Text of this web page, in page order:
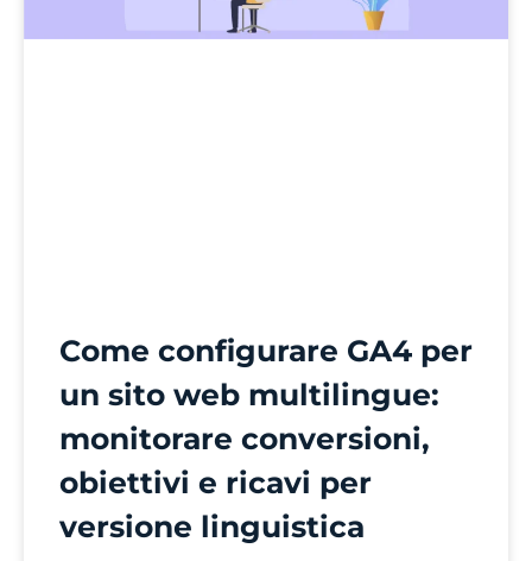
Come configurare GA4 per
un sito web multilingue:
monitorare conversioni,
obiettivi e ricavi per
versione linguistica